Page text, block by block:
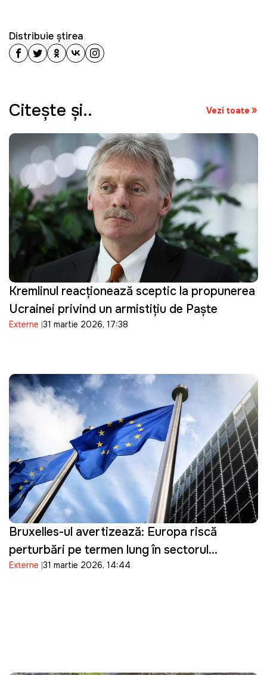
Distribuie știrea
Citeşte şi.. Vezi toate
Kremlinul reacționează sceptic la propunerea
Ucrainei privind un armistițiu de Paște
Externe 31 martie 2026, 17:38
Bruxelles-ul avertizează: Europa riscă
perturbări pe termen lung în sectorul
energetic
Externe 31 martie 2026, 14:44